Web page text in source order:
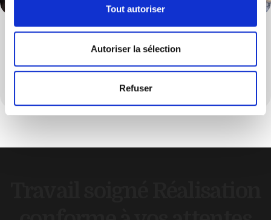
Tout autoriser
Autoriser la sélection
Refuser
Décoration
Personnalisé votre intérieur grâce à une décoration